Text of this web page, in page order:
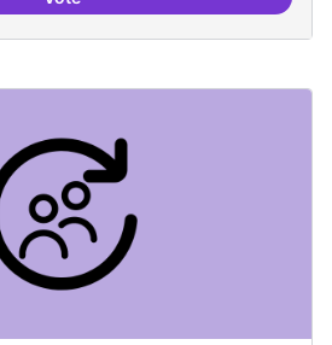
Consolidar oferta antena